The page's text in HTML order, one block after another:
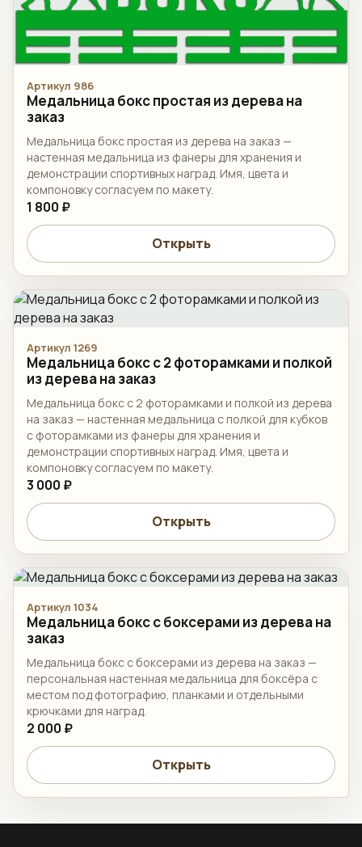
Артикул 986
Медальница бокс простая из дерева на
заказ
Медальница бокс простая из дерева на заказ —
настенная медальница из фанеры для хранения и
демонстрации спортивных наград. Имя, цвета и
компоновку согласуем по макету.
1 800 ₽
Открыть
Артикул 1269
Медальница бокс с 2 фоторамками и полкой
из дерева на заказ
Медальница бокс с 2 фоторамками и полкой из дерева
на заказ — настенная медальница с полкой для кубков
с фоторамками из фанеры для хранения и
демонстрации спортивных наград. Имя, цвета и
компоновку согласуем по макету.
3 000 ₽
Открыть
Артикул 1034
Медальница бокс с боксерами из дерева на
заказ
Медальница бокс с боксерами из дерева на заказ —
персональная настенная медальница для боксёра с
местом под фотографию, планками и отдельными
крючками для наград.
2 000 ₽
Открыть